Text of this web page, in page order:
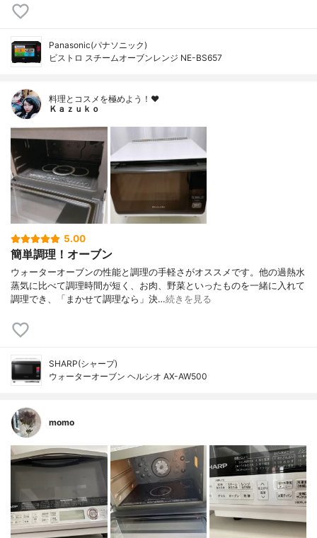
Panasonic(パナソニック)
ビストロ スチームオーブンレンジ NE-BS657
料理とコスメを極めよう！♥
Ｋａｚｕｋｏ
5.00
簡単調理！オーブン
ウォーターオーブンの性能と調理の手軽さがオススメです。他の過熱水
蒸気に比べて調理時間が短く、お肉、野菜といったものを一緒に入れて
調理でき、「まかせて調理なら」決…続きを見る
SHARP(シャープ)
ウォーターオーブン ヘルシオ AX-AW500
momo